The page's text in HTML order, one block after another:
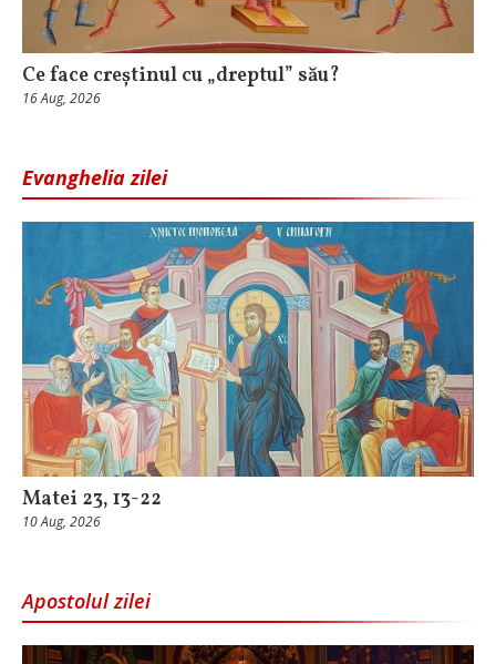
Ce face creștinul cu „dreptul” său?
16 Aug, 2026
Evanghelia zilei
Matei 23, 13-22
10 Aug, 2026
Apostolul zilei